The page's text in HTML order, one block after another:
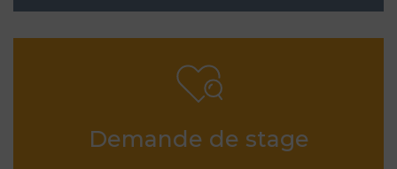
Demande de stage